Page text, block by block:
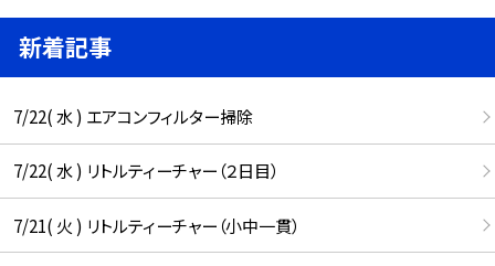
新着記事
7/22( 水 ) エアコンフィルター掃除
7/22( 水 ) リトルティーチャー（２日目）
7/21( 火 ) リトルティーチャー（小中一貫）